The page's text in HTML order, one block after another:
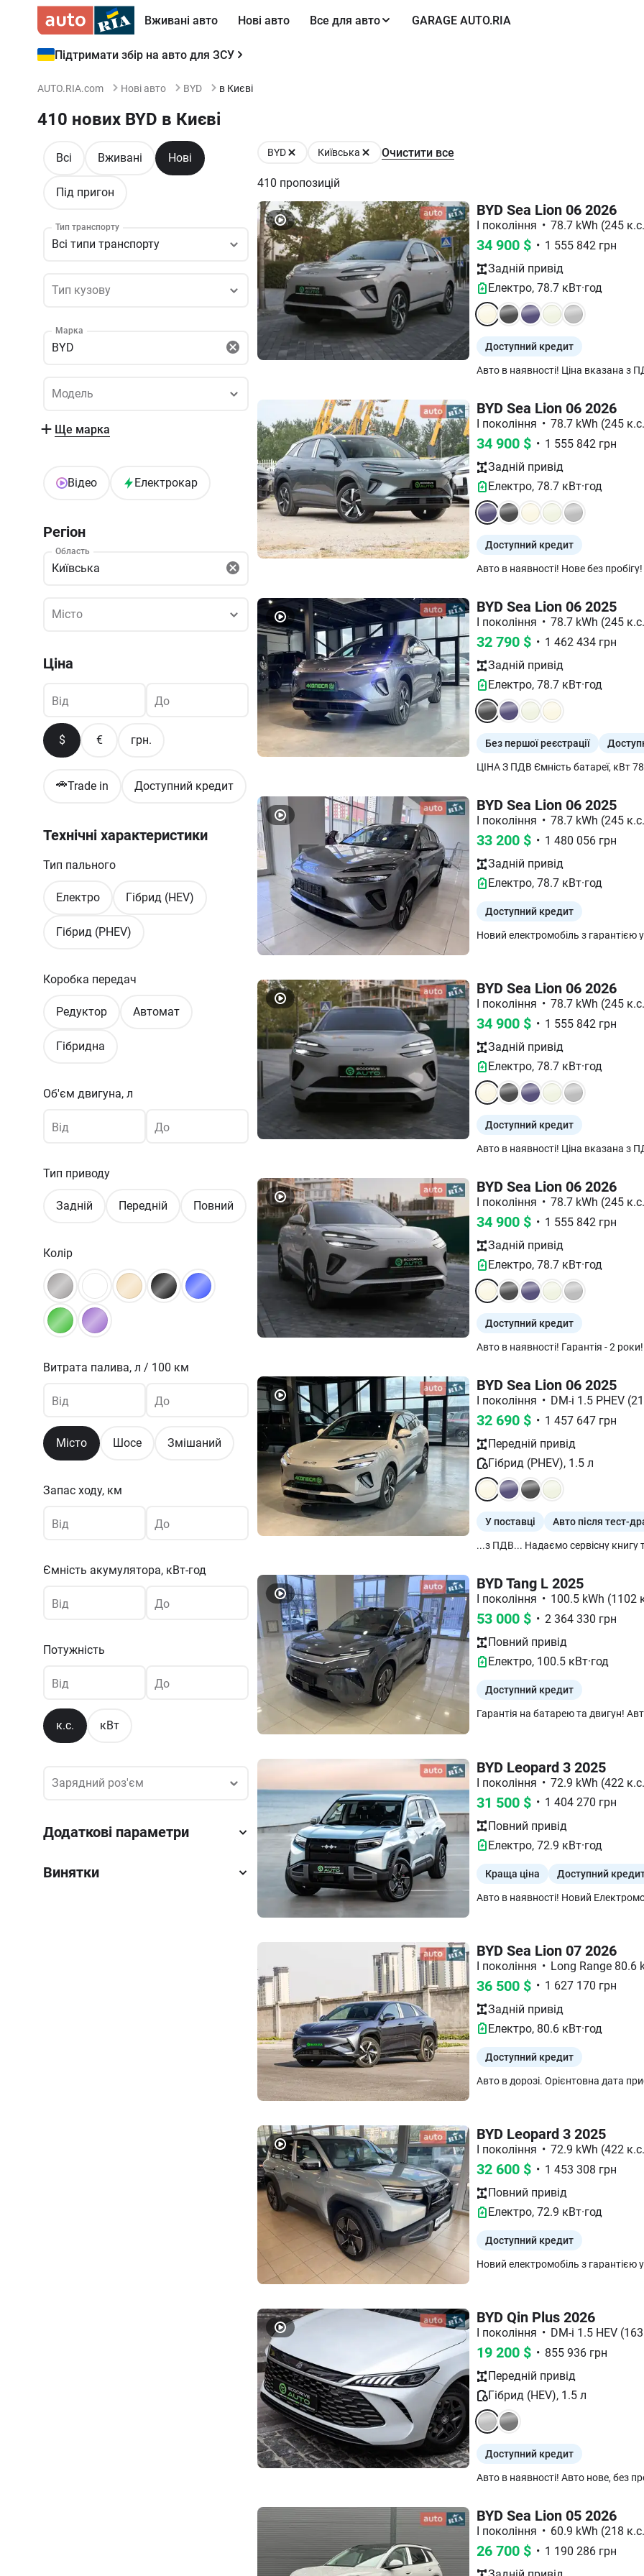
Вживані авто Нові авто Все для авто GARAGE AUTO.RIA
Підтримати збір на авто для ЗСУ
AUTO.RIA.com Нові авто BYD в Києві
410 нових BYD в Києві
Всі Вживані Нові
Під пригон
Тип транспорту
Всі типи транспорту
Тип кузову
Тип кузову
Марка
BYD
Модель
Модель
Ще марка
Відео Електрокар
Регіон
Область
Київська
Місто
Місто
Ціна
Від До
$ € грн.
🚗Trade in Доступний кредит
Технічні характеристики
Тип пального
Електро Гібрид (HEV)
Гібрид (PHEV)
Коробка передач
Редуктор Автомат
Гібридна
Об'єм двигуна, л
Від До
Тип приводу
Задній Передній Повний
Колір
Витрата палива, л / 100 км
Від До
Місто Шосе Змішаний
Запас ходу, км
Від До
Ємність акумулятора, кВт-год
Від До
Потужність
Від До
к.с. кВт
Зарядний роз'єм
Зарядний роз'єм
Додаткові параметри
Винятки
BYD Київська Очистити все
410 пропозицій
BYD Sea Lion 06 2026
I покоління • 78.7 kWh (245
34 900 $ • 1 555 842 грн
Задній привід
Електро, 78.7 кВт·год
Доступний кредит
BYD Sea Lion 06 2026
I покоління • 78.7 kWh (245
34 900 $ • 1 555 842 грн
Задній привід
Електро, 78.7 кВт·год
Доступний кредит
BYD Sea Lion 06 2025
I покоління • 78.7 kWh (245
32 790 $ • 1 462 434 грн
Задній привід
Електро, 78.7 кВт·год
Без першої реєстрації
BYD Sea Lion 06 2025
I покоління • 78.7 kWh (245
33 200 $ • 1 480 056 грн
Задній привід
Електро, 78.7 кВт·год
Доступний кредит
BYD Sea Lion 06 2026
I покоління • 78.7 kWh (245
34 900 $ • 1 555 842 грн
Задній привід
Електро, 78.7 кВт·год
Доступний кредит
BYD Sea Lion 06 2026
I покоління • 78.7 kWh (245
34 900 $ • 1 555 842 грн
Задній привід
Електро, 78.7 кВт·год
Доступний кредит
BYD Sea Lion 06 2025
I покоління • DM-i 1.5 PHEV
32 690 $ • 1 457 647 грн
Передній привід
Гібрид (PHEV), 1.5 л
У поставці Авто після тест-
BYD Tang L 2025
I покоління • 100.5 kWh (1102
53 000 $ • 2 364 330 грн
Повний привід
Електро, 100.5 кВт·год
Доступний кредит
BYD Leopard 3 2025
I покоління • 72.9 kWh (422
31 500 $ • 1 404 270 грн
Повний привід
Електро, 72.9 кВт·год
Краща ціна Доступний
BYD Sea Lion 07 2026
I покоління • Long Range 80.6
36 500 $ • 1 627 170 грн
Задній привід
Електро, 80.6 кВт·год
Доступний кредит
BYD Leopard 3 2025
I покоління • 72.9 kWh (422
32 600 $ • 1 453 308 грн
Повний привід
Електро, 72.9 кВт·год
Доступний кредит
BYD Qin Plus 2026
I покоління • DM-i 1.5 HEV
19 200 $ • 855 936 грн
Передній привід
Гібрид (HEV), 1.5 л
Доступний кредит
BYD Sea Lion 05 2026
I покоління • 60.9 kWh (218
26 700 $ • 1 190 286 грн